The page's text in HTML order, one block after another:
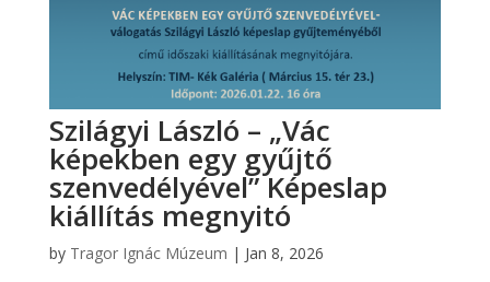
Szilágyi László – „Vác
képekben egy gyűjtő
szenvedélyével” Képeslap
kiállítás megnyitó
by Tragor Ignác Múzeum | Jan 8, 2026